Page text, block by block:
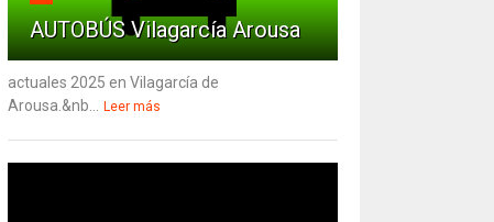
AUTOBÚS Vilagarcía Arousa
actuales 2025 en Vilagarcía de
Arousa.&nb...
Leer más